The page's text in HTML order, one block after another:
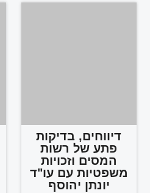
דיווחים, בדיקות
פתע של רשות
המסים וזכויות
משפטיות עם עו"ד
יונתן יהוסף